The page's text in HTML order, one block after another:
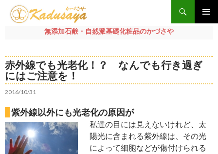
無添加石鹸・自然派基礎化粧品のかづさや
ン
テ
ン
ツ
ス
キ
ッ
プ
赤外線でも光老化！？ なんでも行き過ぎ
にはご注意を！
2016/10/31
紫外線以外にも光老化の原因が
私達の目には見えないけれど、太
陽光に含まれる紫外線は、その光
によって細胞などが傷付けられる